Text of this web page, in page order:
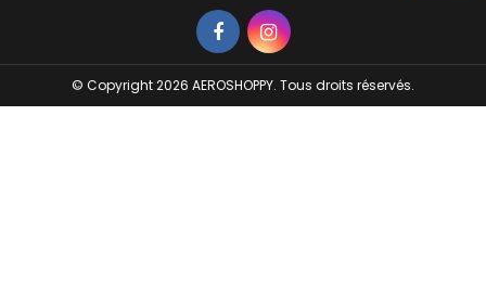
© Copyright 2026 AEROSHOPPY. Tous droits réservés.